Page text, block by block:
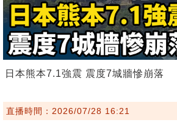
日本熊本7.1強震 震度7城牆慘崩落
直播時間：2026/07/28 16:21